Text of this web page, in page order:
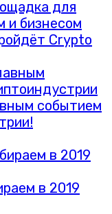
Crypto
событием
в 2019